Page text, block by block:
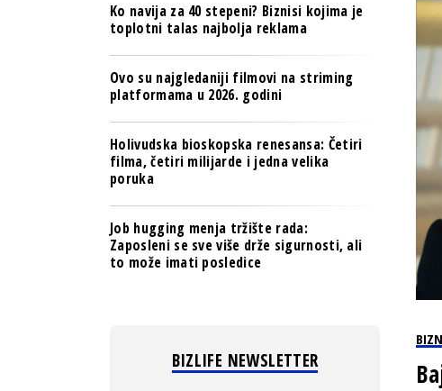
TECH I AI
BIZNIS & SPORT
PULS REGIONA
NOVO NA RAFU
PULS REGIONA
Ko navija za 40 stepeni? Biznisi kojima je
toplotni talas najbolja reklama
Ovo su najgledaniji filmovi na striming
platformama u 2026. godini
Holivudska bioskopska renesansa: Četiri
filma, četiri milijarde i jedna velika
poruka
Job hugging menja tržište rada:
Zaposleni se sve više drže sigurnosti, ali
to može imati posledice
BIZLIFE NEWSLETTER